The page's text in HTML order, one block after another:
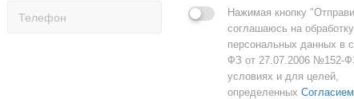
Нажимая кнопку
соглашаюсь на
персональных данных в
ФЗ от 27.07.2006 №152-
условиях и для целей,
определенных